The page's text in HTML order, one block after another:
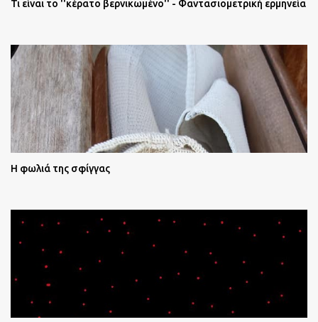
Τι είναι το ''κέρατο βερνικωμένο'' - Φαντασιομετρική ερμηνεία
Η φωλιά της σφίγγας